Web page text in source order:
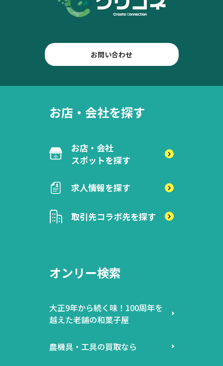
お問い合わせ
お店・会社を探す
お店・会社
スポットを探す
求人情報を探す
取引先コラボ先を探す
オンリー検索
大正9年から続く味！100周年を
越えた老舗の和菓子屋
農機具・工具の買取なら